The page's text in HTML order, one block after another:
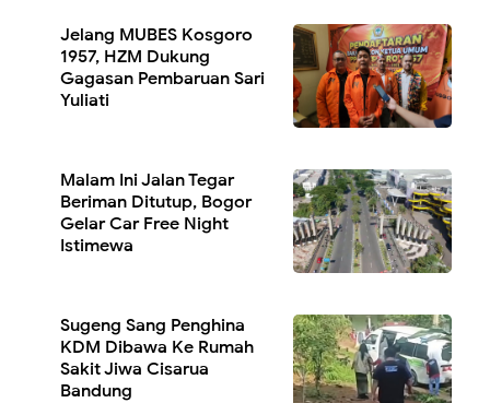
Jelang MUBES Kosgoro
1957, HZM Dukung
Gagasan Pembaruan Sari
Yuliati
Malam Ini Jalan Tegar
Beriman Ditutup, Bogor
Gelar Car Free Night
Istimewa
Sugeng Sang Penghina
KDM Dibawa Ke Rumah
Sakit Jiwa Cisarua
Bandung